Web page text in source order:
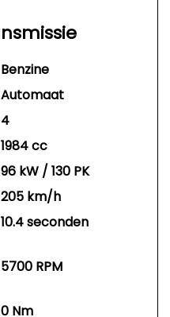
Benzine
Automaat
4
1984 cc
96 kW / 130 PK
205 km/h
10.4 seconden
5700 RPM
0 Nm